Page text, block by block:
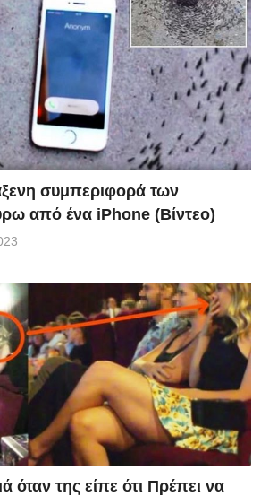
συμπεριφορά των
από ένα iPhone (Βίντεο)
όταν της είπε ότι Πρέπει να